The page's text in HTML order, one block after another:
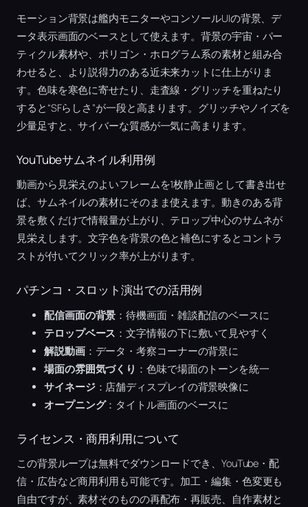
モーション背景は艦内モニターやコンソールUIの背景、デ
ータ表示画面のベースとして使えます。背景の宇宙・パー
ティクル素材や、ポリゴン・ホログラム系の素材と組み合
わせると、より説得力のある近未来カットに仕上がりま
す。色味を寒色に寄せたり、走査線・グリッチを重ねたり
すると“SFらしさ”が一段と高まります。グリッチやノイズを
少量足すと、サイバーな質感が一気に高まります。
YouTubeサムネイル利用例
動画から見栄えのよいフレームを1枚静止画として書き出せ
ば、サムネイルの素材にそのまま使えます。動きのある背
景を敷くだけで情報量が上がり、テロップ中心のサムネが
見栄えします。文字色を背景の色と補色にするとコントラ
ストが付いてクリック率が上がります。
パチンコ・スロット演出での活用例
配信画面の背景 ：待機画面・雑談配信のベースに
テロップベース ：文字情報の下に敷いて見やすく
解説動画：データ・考察コーナーの背景に
場面の雰囲気づくり ：色味で場面のトーンを統一
サイネージ：店舗ディスプレイの背景映像に
オープニング：タイトル画面のベースに
ライセンス・商用利用について
この背景ループは無料でダウンロードでき、YouTube・配
信・広告など商用利用も可能です。加工・編集・色変更も
自由ですが、素材そのものの再配布・再販売、自作素材と